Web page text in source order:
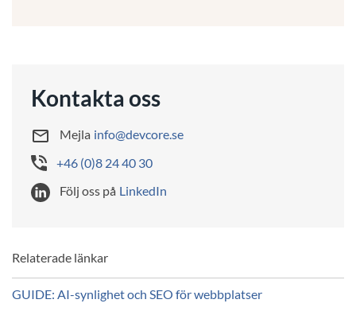
Kontakta oss
Mejla info@devcore.se
+46 (0)8 24 40 30
Följ oss på LinkedIn
Relaterade länkar
GUIDE: AI-synlighet och SEO för webbplatser